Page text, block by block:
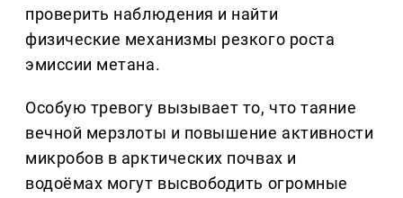
проверить наблюдения и найти
физические механизмы резкого роста
эмиссии метана.
Особую тревогу вызывает то, что таяние
вечной мерзлоты и повышение активности
микробов в арктических почвах и
водоёмах могут высвободить огромные